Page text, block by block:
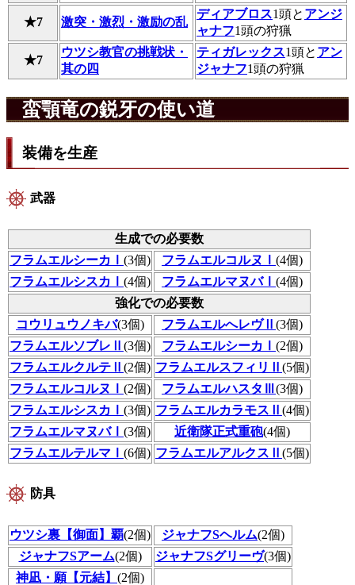
★7 激突・激烈・激励の乱
ディアブロス1頭と アンジ
ャナフ1頭の狩猟
★7
ウツシ教官の挑戦状・
其の四
ティガレックス1頭と アン
ジャナフ1頭の狩猟
蛮顎竜の鋭牙の使い道
装備を生産
武器
生成での必要数
フラムエルシーカⅠ (3個) フラムエルコルヌⅠ (4個)
フラムエルシスカⅠ (4個) フラムエルマヌバⅠ (4個)
強化での必要数
コウリュウノキバ(3個) フラムエルへレヴⅡ (3個)
フラムエルソブレⅡ (3個) フラムエルシーカⅠ (2個)
フラムエルクルテⅡ (2個) フラムエルスフィリⅡ (5個)
フラムエルコルヌⅠ (2個) フラムエルハスタⅢ (3個)
フラムエルシスカⅠ (3個) フラムエルカラモスⅡ (4個)
フラムエルマヌバⅠ (3個) 近衛隊正式重砲(4個)
フラムエルテルマⅠ (6個) フラムエルアルクスⅡ (5個)
防具
ウツシ裏【御面】覇(2個) ジャナフSヘルム(2個)
ジャナフSアーム(2個) ジャナフSグリーヴ(3個)
神凪・願【元結】 (2個)